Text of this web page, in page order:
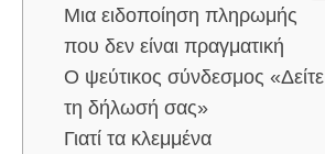
Μια ειδοποίηση πληρωμής
που δεν είναι πραγματική
Ο ψεύτικος σύνδεσμος «Δείτε
τη δήλωσή σας»
Γιατί τα κλεμμένα